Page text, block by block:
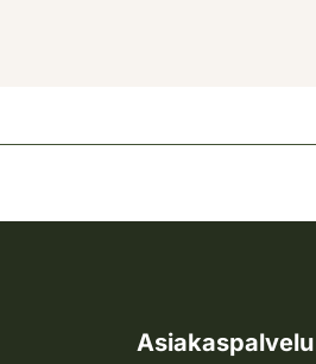
Asiakaspalvelu